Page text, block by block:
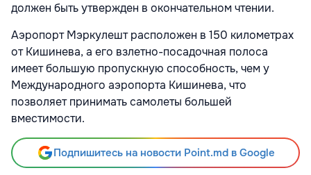
должен быть утвержден в окончательном чтении.
Аэропорт Мэркулешт расположен в 150 километрах
от Кишинева, а его взлетно-посадочная полоса
имеет большую пропускную способность, чем у
Международного аэропорта Кишинева, что
позволяет принимать самолеты большей
вместимости.
Подпишитесь на новости Point.md в Google